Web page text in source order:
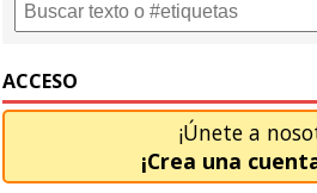
ACCESO
¡Únete a
¡Crea una